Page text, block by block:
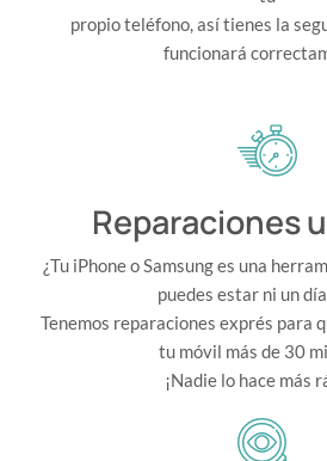
propio teléfono, así tienes la
funcionará
Reparaciones
¿Tu iPhone o Samsung es una
puedes estar ni un
Tenemos reparaciones exprés para
tu móvil más de 30
¡Nadie lo hace más